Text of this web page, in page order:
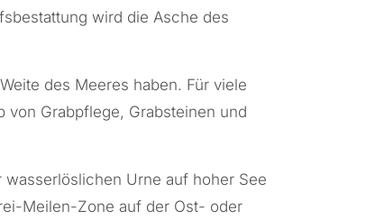
wird die Asche des
des Meeres haben. Für viele
von Grabpflege, Grabsteinen und
Urne auf hoher See
Meilen-Zone auf der Ost- oder